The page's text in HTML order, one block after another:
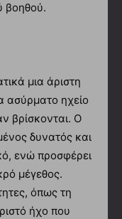
βοηθού.
μια άριστη
ασύρματο ηχείο
βρίσκονται. Ο
δυνατός και
ενώ προσφέρει
μέγεθος.
όπως τη
ήχο που